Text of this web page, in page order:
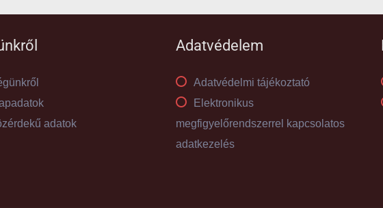
adatok
Adatvédelem
Adatvédelmi tájékoztató
Elektronikus
megfigyelőrendszerrel kapcsolatos
adatkezelés